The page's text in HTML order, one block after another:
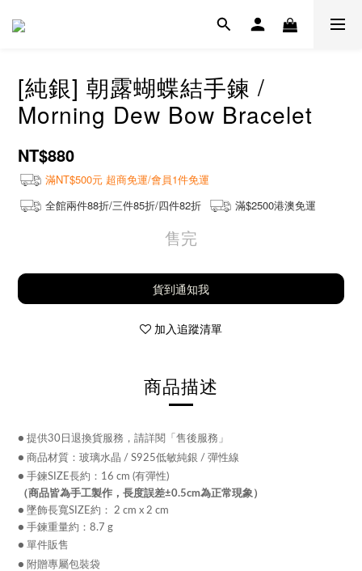
[純銀] 朝露蝴蝶結手鍊 /
Morning Dew Bow Bracelet
NT$880
滿NT$500元 超商免運/會員1件免運
全館兩件88折/三件85折/四件82折
滿$2500港澳免運
售完
貨到通知我
加入追蹤清單
商品描述
● 提供30日退換貨服務，請詳閱「售後服務」
● 商品材質：玻璃水晶 / S925低敏純銀 / 彈性線
● 手鍊SIZE長約：16 cm (有彈性)
（商品皆為手工製作，長度誤差±0.5cm為正常現象）
● 墜飾長寬SIZE約： 2 cm x 2 cm
● 手鍊重量約：8.7 g
● 單件販售
● 附贈專屬包裝袋